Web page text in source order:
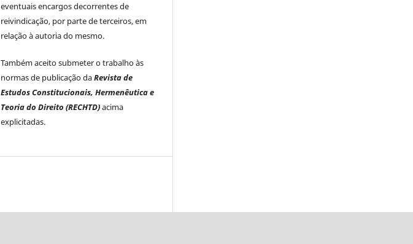
eventuais encargos decorrentes de
reivindicação, por parte de terceiros, em
relação à autoria do mesmo.
Também aceito submeter o trabalho às
normas de publicação daRevista de
Estudos Constitucionais, Hermenêutica e
Teoria do Direito (RECHTD)acima
explicitadas.